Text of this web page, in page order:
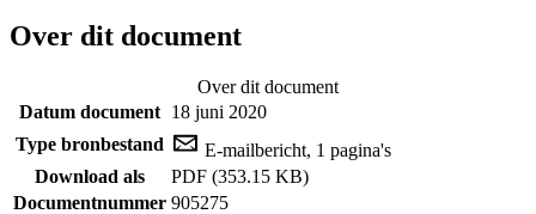
Over dit document
Over dit document
Datum document 18 juni 2020
Type bronbestand
E-mailbericht, 1 pagina's
Download als
PDF (353.15 KB)
Documentnummer 905275